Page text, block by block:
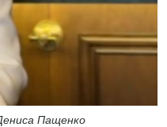
Пащенко